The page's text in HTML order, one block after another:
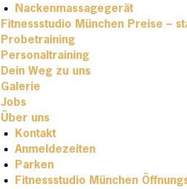
Nackenmassagegerät
Fitnessstudio München Preise –
Probetraining
Personaltraining
Dein Weg zu uns
Galerie
Jobs
Über uns
Kontakt
Anmeldezeiten
Parken
Fitnessstudio München